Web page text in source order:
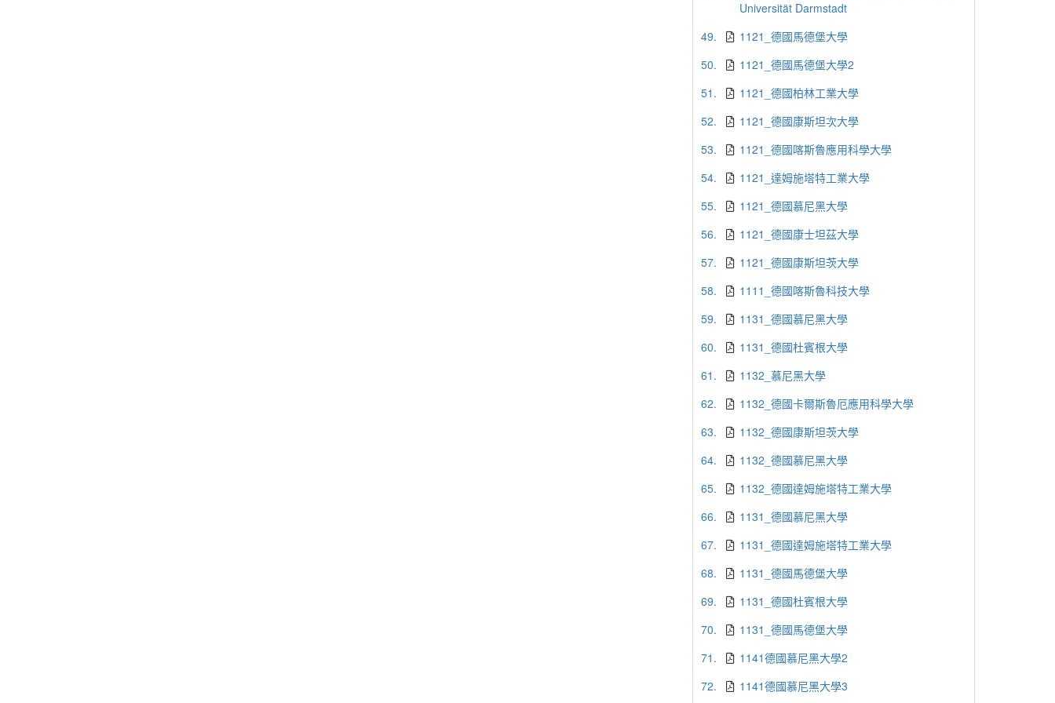
Universität Darmstadt
49.
1121_德國馬德堡大學
50.
1121_德國馬德堡大學2
51.
1121_德國柏林工業大學
52.
1121_德國康斯坦次大學
53.
1121_德國喀斯魯應用科學大學
54.
1121_達姆施塔特工業大學
55.
1121_德國慕尼黑大學
56.
1121_德國康士坦茲大學
57.
1121_德國康斯坦茨大學
58.
1111_德國喀斯魯科技大學
59.
1131_德國慕尼黑大學
60.
1131_德國杜賓根大學
61.
1132_慕尼黑大學
62.
1132_德國卡爾斯魯厄應用科學大學
63.
1132_德國康斯坦茨大學
64.
1132_德國慕尼黑大學
65.
1132_德國達姆施塔特工業大學
66.
1131_德國慕尼黑大學
67.
1131_德國達姆施塔特工業大學
68.
1131_德國馬德堡大學
69.
1131_德國杜賓根大學
70.
1131_德國馬德堡大學
71.
1141德國慕尼黑大學2
72.
1141德國慕尼黑大學3